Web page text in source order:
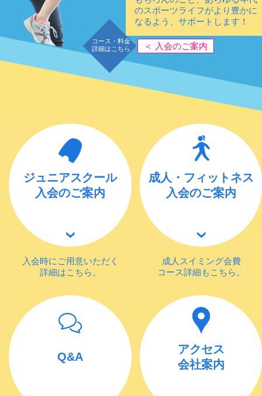
のスポーツライフがより豊かに
なるよう、サポートします！
コース・料金
詳細はこちら
＜ 入会のご案内
ジュニアスクール
入会のご案内
入会時にご用意いただく
詳細はこちら。
成人・フィットネス
入会のご案内
成人スイミング会費
コース詳細もこちら。
Q&A
アクセス
会社案内